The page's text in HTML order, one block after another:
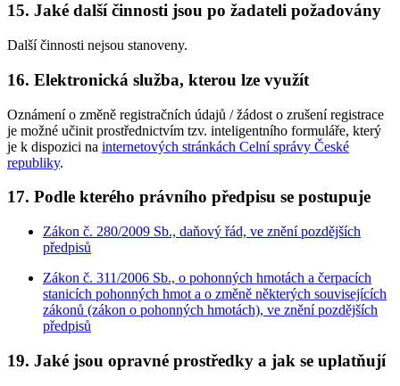
15. Jaké další činnosti jsou po žadateli požadovány
Další činnosti nejsou stanoveny.
16. Elektronická služba, kterou lze využít
Oznámení o změně registračních údajů / žádost o zrušení registrace
je možné učinit prostřednictvím tzv. inteligentního formuláře, který
je k dispozici na internetových stránkách Celní správy České
republiky.
17. Podle kterého právního předpisu se postupuje
Zákon č. 280/2009 Sb., daňový řád, ve znění pozdějších
předpisů
Zákon č. 311/2006 Sb., o pohonných hmotách a čerpacích
stanicích pohonných hmot a o změně některých souvisejících
zákonů (zákon o pohonných hmotách), ve znění pozdějších
předpisů
19. Jaké jsou opravné prostředky a jak se uplatňují